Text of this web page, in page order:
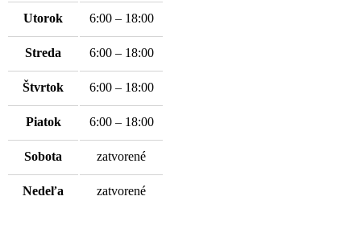
Utorok 6:00 – 18:00
Streda 6:00 – 18:00
Štvrtok 6:00 – 18:00
Piatok 6:00 – 18:00
Sobota zatvorené
Nedeľa zatvorené